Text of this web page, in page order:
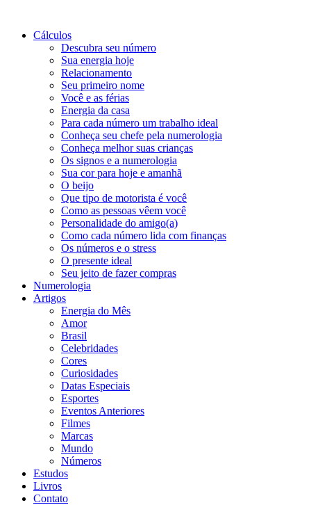
Cálculos
Descubra seu número
Sua energia hoje
Relacionamento
Seu primeiro nome
Você e as férias
Energia da casa
Para cada número um trabalho ideal
Conheça seu chefe pela numerologia
Conheça melhor suas crianças
Os signos e a numerologia
Sua cor para hoje e amanhã
O beijo
Que tipo de motorista é você
Como as pessoas vêem você
Personalidade do amigo(a)
Como cada número lida com finanças
Os números e o stress
O presente ideal
Seu jeito de fazer compras
Numerologia
Artigos
Energia do Mês
Amor
Brasil
Celebridades
Cores
Curiosidades
Datas Especiais
Esportes
Eventos Anteriores
Filmes
Marcas
Mundo
Números
Estudos
Livros
Contato